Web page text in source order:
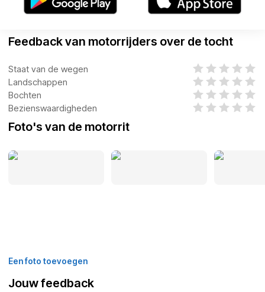
Feedback van motorrijders over de tocht
Staat van de wegen
Landschappen
Bochten
Bezienswaardigheden
Foto's van de motorrit
Een foto toevoegen
Jouw feedback